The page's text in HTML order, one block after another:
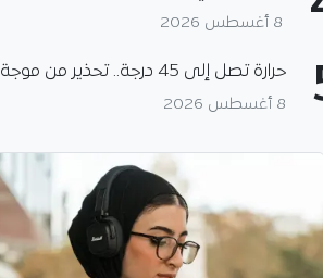
البيداغوجية الجديدة..
تحذر من السجال
8 أغسطس 2026
حرارة تصل إلى 45 درجة.. تحذير من موجة حر
8 أغسطس 2026